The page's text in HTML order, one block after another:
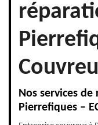
Nos services
Pierrefiques –